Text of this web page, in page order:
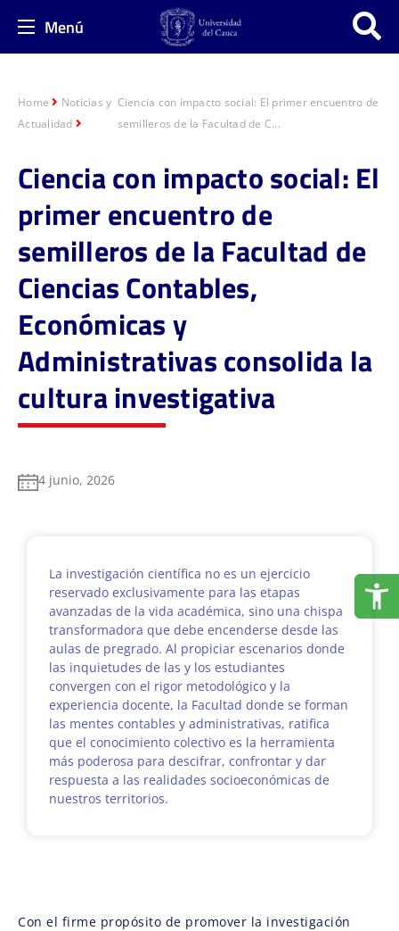
Menú
Home
Noticias y
Actualidad
Ciencia con impacto social: El primer encuentro de
semilleros de la Facultad de C...
Ciencia con impacto social: El
primer encuentro de
semilleros de la Facultad de
Ciencias Contables,
Económicas y
Administrativas consolida la
cultura investigativa
4 junio, 2026
La investigación científica no es un ejercicio
reservado exclusivamente para las etapas
avanzadas de la vida académica, sino una chispa
transformadora que debe encenderse desde las
aulas de pregrado. Al propiciar escenarios donde
las inquietudes de las y los estudiantes
convergen con el rigor metodológico y la
experiencia docente, la Facultad donde se forman
las mentes contables y administrativas, ratifica
que el conocimiento colectivo es la herramienta
más poderosa para descifrar, confrontar y dar
respuesta a las realidades socioeconómicas de
nuestros territorios.
Con el firme propósito de promover la investigación